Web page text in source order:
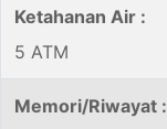
Ketahanan Air :
5 ATM
Memori/Riwayat :